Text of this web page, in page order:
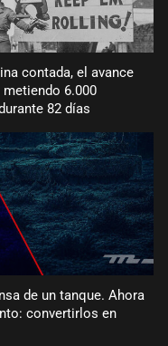
contada, el avance
6.000
82 días
de un tanque. Ahora
convertirlos en